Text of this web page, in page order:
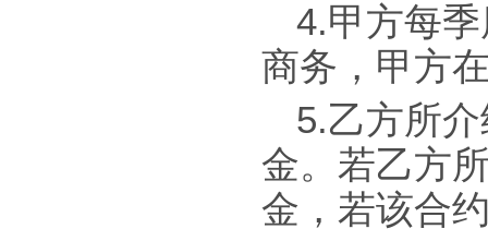
4.甲方每
商务，甲方
5.乙方所
金。若乙方
金，若该合